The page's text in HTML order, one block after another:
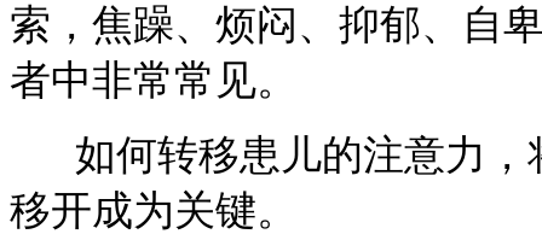
索，焦躁、烦闷、抑郁、自
者中非常常见。
如何转移患儿的注意力，
移开成为关键。